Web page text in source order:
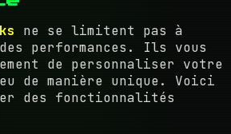
ne se limitent pas à
performances. Ils vous
de personnaliser votre
de manière unique. Voici
des fonctionnalités